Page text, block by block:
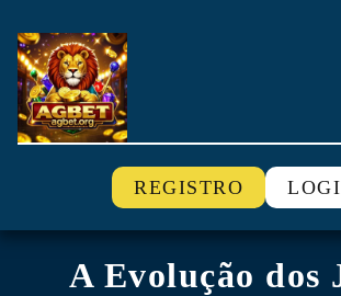
REGISTRO
A Evolução dos